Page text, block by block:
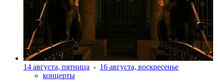
14 августа, пятница - 16 августа, воскресенье
концерты